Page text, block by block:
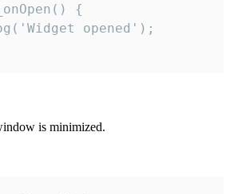
{
opened');
is minimized.